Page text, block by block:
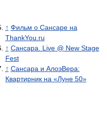
↑ Фильм о Сансаре на
ThankYou.ru
↑ Сансара. Live @ New Stage
Fest
↑ Сансара и АлоэВера:
Квартирник на «Луне 50»